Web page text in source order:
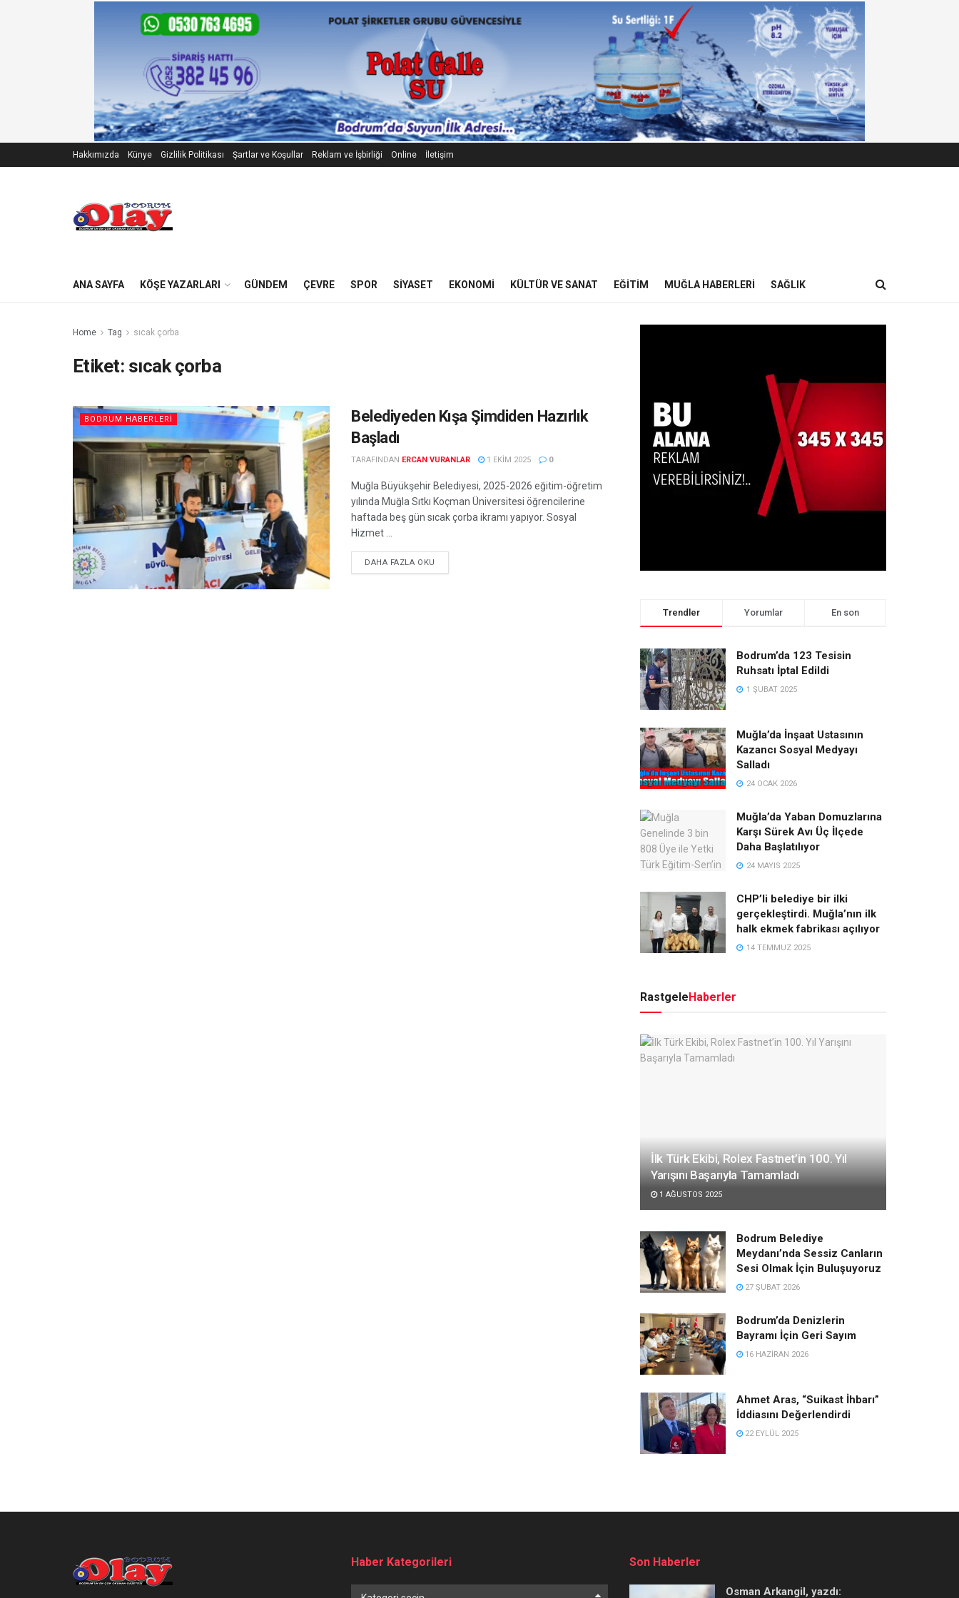
Hakkımızda Künye Gizlilik Politikası Şartlar ve Koşullar Reklam ve İşbirliği Online İletişim
ANA SAYFA KÖŞE YAZARLARI GÜNDEM ÇEVRE SPOR SIYASET EKONOMI KÜLTÜR VE SANAT EĞITIM MUĞLA HABERLERI SAĞLIK
Home Tag sıcak çorba
Etiket: sıcak çorba
BODRUM HABERLERI
Belediyeden Kışa Şimdiden Hazırlık
Başladı
TARAFINDAN ERCAN VURANLAR 1 EKIM 2025 0
Muğla Büyükşehir Belediyesi, 2025-2026 eğitim-öğretim
yılında Muğla Sıtkı Koçman Üniversitesi öğrencilerine
haftada beş gün sıcak çorba ikramı yapıyor. Sosyal
Hizmet ...
DAHA FAZLA OKU
Trendler Yorumlar En son
Bodrum’da 123 Tesisin
Ruhsatı İptal Edildi
1 ŞUBAT 2025
Muğla’da İnşaat Ustasının
Kazancı Sosyal Medyayı
Salladı
24 OCAK 2026
Muğla’da Yaban Domuzlarına
Karşı Sürek Avı Üç İlçede
Daha Başlatılıyor
24 MAYIS 2025
CHP’li belediye bir ilki
gerçekleştirdi. Muğla’nın ilk
halk ekmek fabrikası açılıyor
14 TEMMUZ 2025
RastgeleHaberler
İlk Türk Ekibi, Rolex Fastnet’in 100. Yıl
Yarışını Başarıyla Tamamladı
1 AĞUSTOS 2025
Bodrum Belediye
Meydanı’nda Sessiz Canların
Sesi Olmak İçin Buluşuyoruz
27 ŞUBAT 2026
Bodrum’da Denizlerin
Bayramı İçin Geri Sayım
16 HAZIRAN 2026
Ahmet Aras, “Suikast İhbarı”
İddiasını Değerlendirdi
22 EYLÜL 2025
Haber Kategorileri
Haber
Son Haberler
Osman Arkangil, yazdı: